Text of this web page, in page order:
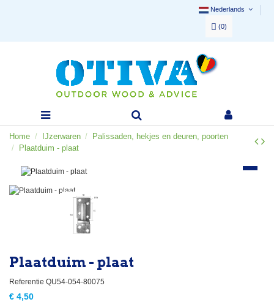
Nederlands
(0)
Home IJzerwaren
Palissaden, hekjes en deuren, poorten
Plaatduim - plaat
Plaatduim - plaat
Referentie QU54-054-80075
€ 4,50